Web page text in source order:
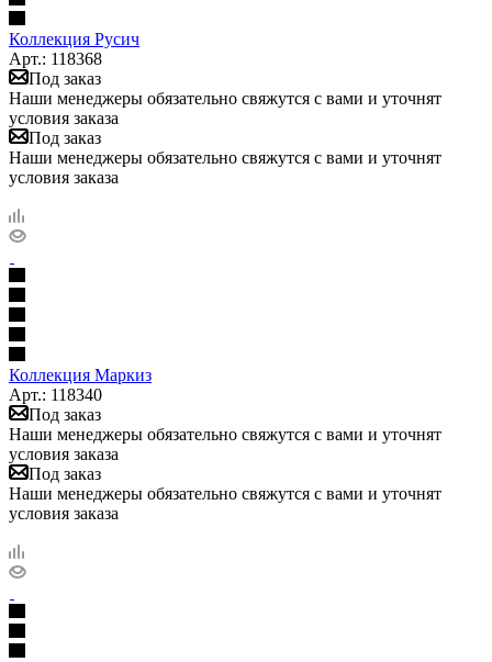
Коллекция Русич
Арт.: 118368
Под заказ
Наши менеджеры обязательно свяжутся с вами и уточнят
условия заказа
Под заказ
Наши менеджеры обязательно свяжутся с вами и уточнят
условия заказа
Коллекция Маркиз
Арт.: 118340
Под заказ
Наши менеджеры обязательно свяжутся с вами и уточнят
условия заказа
Под заказ
Наши менеджеры обязательно свяжутся с вами и уточнят
условия заказа